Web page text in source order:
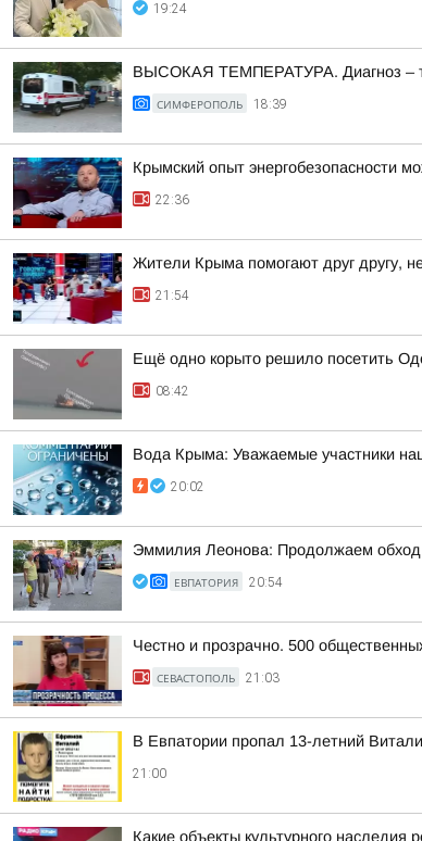
19:24
ВЫСОКАЯ ТЕМПЕРАТУРА. Диагноз –
СИМФЕРОПОЛЬ 18:39
Крымский опыт энергобезопасности
22:36
Жители Крыма помогают друг другу,
21:54
Ещё одно корыто решило посетить
08:42
Вода Крыма: Уважаемые участники
20:02
Эммилия Леонова: Продолжаем обход
ЕВПАТОРИЯ 20:54
Честно и прозрачно. 500
СЕВАСТОПОЛЬ 21:03
В Евпатории пропал 13-летний
21:00
Какие объекты культурного наследия